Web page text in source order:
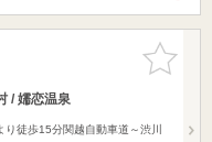
お気に入
りに追加
/ 嬬恋温泉
徒歩15分関越自動車道～渋川